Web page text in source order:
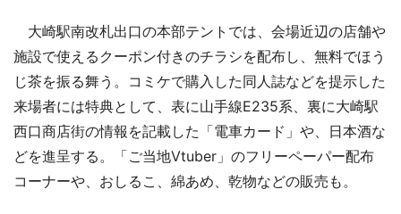
大崎駅南改札出口の本部テントでは、会場近辺の店舗や
施設で使えるクーポン付きのチラシを配布し、無料でほう
じ茶を振る舞う。コミケで購入した同人誌などを提示した
来場者には特典として、表に山手線E235系、裏に大崎駅
西口商店街の情報を記載した「電車カード」や、日本酒な
どを進呈する。「ご当地Vtuber」のフリーペーパー配布
コーナーや、おしるこ、綿あめ、乾物などの販売も。